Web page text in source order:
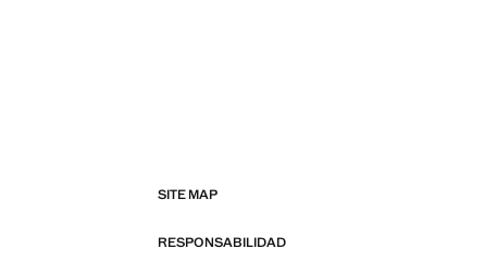
SITE MAP
RESPONSABILIDAD